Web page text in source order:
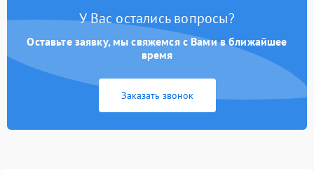
У Вас остались вопросы?
Оставьте заявку, мы свяжемся с Вами в ближайшее
время
Заказать звонок